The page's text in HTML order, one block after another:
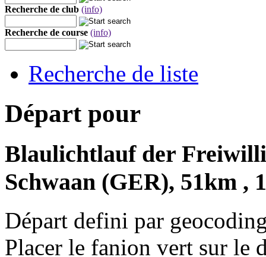
Recherche de club (info)
Recherche de course (info)
Recherche de liste
Départ pour
Blaulichtlauf der
Schwaan (GER), 51km ,
Départ defini par
Placer le fanion vert sur le